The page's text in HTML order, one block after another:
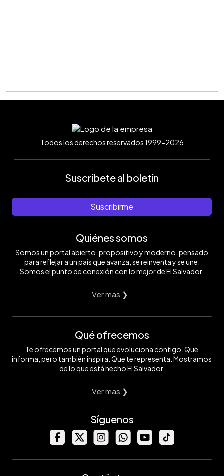
Todos los derechos reservados 1999-2026
Suscríbete al boletín
Suscribirme
Quiénes somos
Somos un portal abierto, propositivo y moderno, pensado
para reflejar a un país que avanza, se reinventa y se une.
Somos el punto de conexión con lo mejor de El Salvador.
Ver mas ❯
Qué ofrecemos
Te ofrecemos un portal que evoluciona contigo. Que
informa, pero también inspira. Que te representa. Mostramos
de lo que está hecho El Salvador.
Ver mas ❯
Síguenos